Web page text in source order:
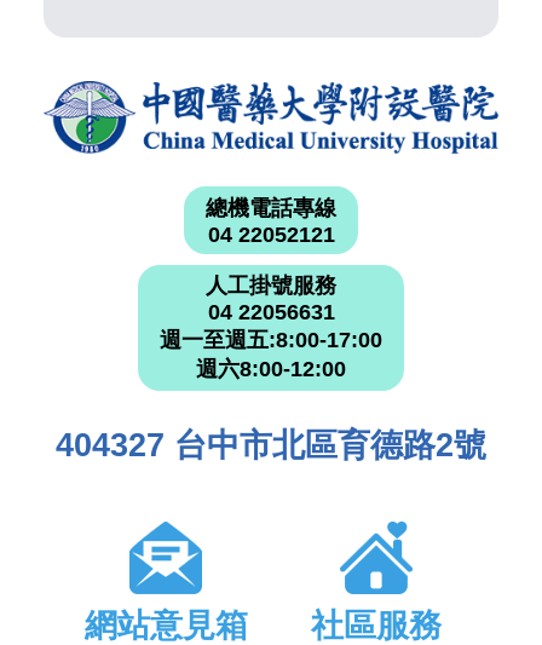
總機電話專線
04 22052121
人工掛號服務
04 22056631
週一至週五:8:00-17:00
週六8:00-12:00
404327 台中市北區育德路2號
網站意見箱 社區服務